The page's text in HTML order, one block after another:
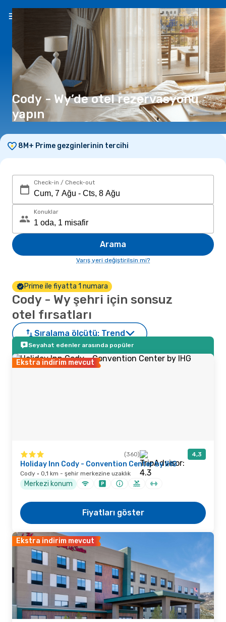
TR(₺)
Cody - Wy’de otel rezervasyonu
yapın
8M+ Prime gezginlerinin tercihi
Check-in / Check-out
Konuklar
Arama
Varış yeri değiştirilsin mi?
Prime ile fiyatta 1 numara
Cody - Wy şehri için sonsuz
otel fırsatları
Sıralama ölçütü: Trend
Seyahat edenler arasında popüler
Ekstra indirim mevcut
(360) 4,3
Holiday Inn Cody - Convention Center by IHG
Cody · 0,1 km - şehir merkezine uzaklık
Merkezi konum
Fiyatları göster
Ekstra indirim mevcut